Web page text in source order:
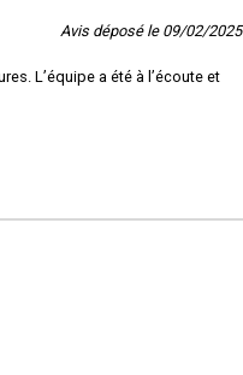
Avis déposé le 09/02/2025
L’équipe a été à l’écoute et